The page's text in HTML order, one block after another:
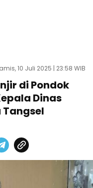
10 Juli 2025 | 23:58 WIB
di Pondok
Dinas
Tangsel